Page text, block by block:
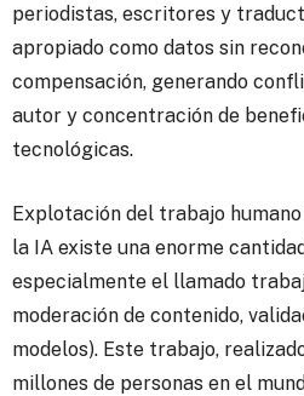
periodistas, escritores y
apropiado como datos sin
compensación, generando
autor y concentración de
tecnológicas.
Explotación del trabajo
la IA existe una enorme
especialmente el llamado
moderación de contenido,
modelos). Este trabajo,
millones de personas en el